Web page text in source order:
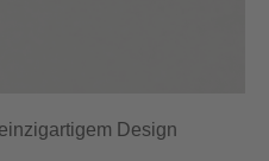
Design